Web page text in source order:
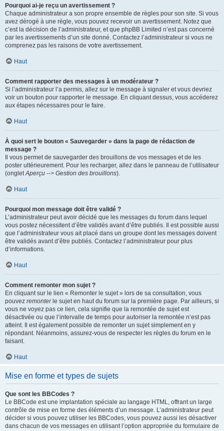
Pourquoi ai-je reçu un avertissement ?
Chaque administrateur a son propre ensemble de règles pour son site. Si vous
avez dérogé à une règle, vous pouvez recevoir un avertissement. Notez que
c’est la décision de l’administrateur, et que phpBB Limited n’est pas concerné
par les avertissements d’un site donné. Contactez l’administrateur si vous ne
comprenez pas les raisons de votre avertissement.
Haut
Comment rapporter des messages à un modérateur ?
Si l’administrateur l’a permis, allez sur le message à signaler et vous devriez
voir un bouton pour rapporter le message. En cliquant dessus, vous accéderez
aux étapes nécessaires pour le faire.
Haut
À quoi sert le bouton « Sauvegarder » dans la page de rédaction de
message ?
Il vous permet de sauvegarder des brouillons de vos messages et de les
poster ultérieurement. Pour les recharger, allez dans le panneau de l’utilisateur
(ongletAperçu --> Gestion des brouillons).
Haut
Pourquoi mon message doit être validé ?
L’administrateur peut avoir décidé que les messages du forum dans lequel
vous postez nécessitent d’être validés avant d’être publiés. Il est possible aussi
que l’administrateur vous ait placé dans un groupe dont les messages doivent
être validés avant d’être publiés. Contactez l’administrateur pour plus
d’informations.
Haut
Comment remonter mon sujet ?
En cliquant sur le lien « Remonter le sujet » lors de sa consultation, vous
pouvez remonterle sujet en haut du forum sur la première page. Par ailleurs, si
vous ne voyez pas ce lien, cela signifie que la remontée de sujet est
désactivée ou que l’intervalle de temps pour autoriser la remontée n’est pas
atteint. Il est également possible de remonter un sujet simplement en y
répondant. Néanmoins, assurez-vous de respecter les règles du forum en le
faisant.
Haut
Mise en forme et types de sujets
Que sont les BBCodes ?
Le BBCode est une implantation spéciale au langage HTML, offrant un large
contrôle de mise en forme des éléments d’un message. L’administrateur peut
décider si vous pouvez utiliser les BBCodes, vous pouvez aussi les désactiver
dans chacun de vos messages en utilisant l’option appropriée du formulaire de